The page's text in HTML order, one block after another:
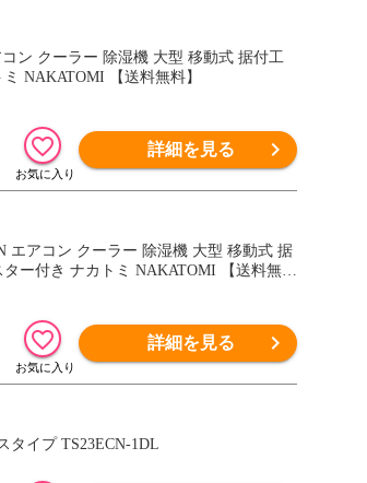
ン クーラー 除湿機 大型 移動式 据付工
NAKATOMI 【送料無料】
詳細を見る
エアコン クーラー 除湿機 大型 移動式 据
ー付き ナカトミ NAKATOMI 【送料無
詳細を見る
タイプ TS23ECN-1DL